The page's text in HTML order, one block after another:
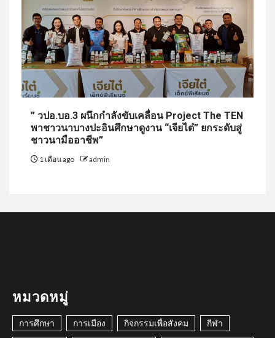
” วปอ.บอ.3 ผนึกกำลังขับเคลื่อน Project The TEN
พาชาวนาบางปะอินศึกษาดูงาน “เจียไต๋” ยกระดับสู่
ชาวนามืออาชีพ”
1 เดือน ago admin
หมวดหมู่
การศึกษา การเมือง กิจกรรมเพื่อสังคม กีฬา